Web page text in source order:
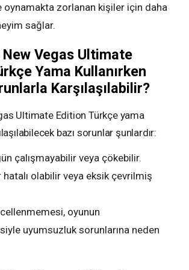
oynamakta zorlanan kişiler için daha
sağlar.
Vegas Ultimate
Yama Kullanırken
Karşılaşılabilir?
Ultimate Edition Türkçe yama
bazı sorunlar şunlardır:
çalışmayabilir veya çökebilir.
hatalı olabilir veya eksik çevrilmiş
oyunun
uyumsuzluk sorunlarına neden